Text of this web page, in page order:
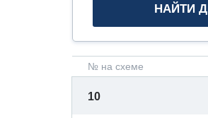
№ на схеме
10